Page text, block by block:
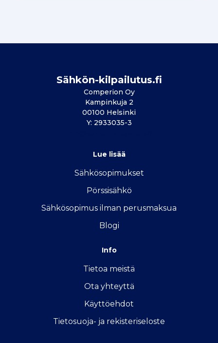
Sähkön-kilpailutus.fi
Comperion Oy
Kampinkuja 2
00100 Helsinki
Y: 2933035-3
Lue lisää
Sähkösopimukset
Pörssisähkö
Sähkösopimus ilman perusmaksua
Blogi
Info
Tietoa meistä
Ota yhteyttä
Käyttöehdot
Tietosuoja- ja rekisteriseloste